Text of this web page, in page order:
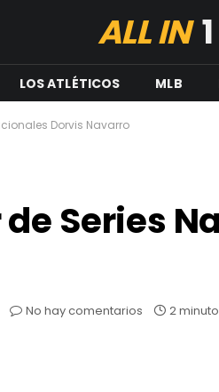
ALL IN
LOS ATLÉTICOS MLB
Dorvis Navarro
Series
No hay comentarios 2